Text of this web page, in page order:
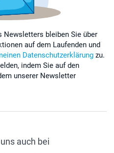
Newsletters bleiben Sie über
auf dem Laufenden und
Datenschutzerklärung zu.
indem Sie auf den
unserer Newsletter
auch bei